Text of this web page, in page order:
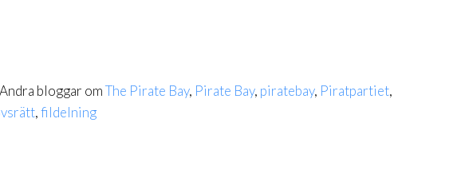
bloggar omThe Pirate Bay, Pirate Bay, piratebay, Piratpartiet,
,fildelning